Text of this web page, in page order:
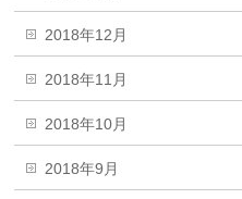
2018年12月
2018年11月
2018年10月
2018年9月